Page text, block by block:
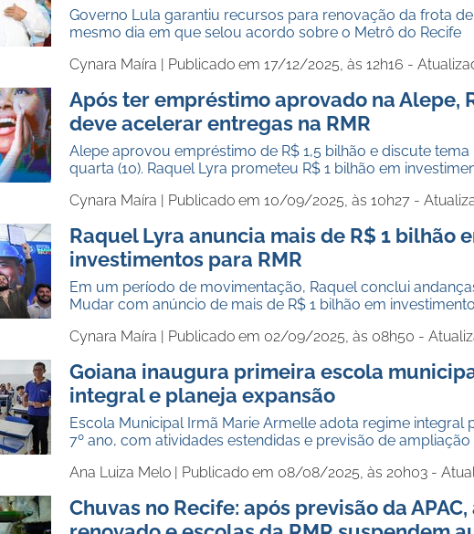
Governo Lula garantiu recursos para renovação da frota
mesmo dia em que selou acordo sobre o Metrô do Recife
Cynara Maíra | Publicado em 17/12/2025, às 12h16 -
Após ter empréstimo aprovado na Alepe,
deve acelerar entregas na RMR
Alepe aprovou empréstimo de R$ 1,5 bilhão e discute
quarta (10). Raquel Lyra prometeu R$ 1 bilhão em
Cynara Maíra | Publicado em 10/09/2025, às 10h27 -
Raquel Lyra anuncia mais de R$ 1 bilhão
investimentos para RMR
Em um período de movimentação, Raquel conclui
Mudar com anúncio de mais de R$ 1 bilhão em
Cynara Maíra | Publicado em 02/09/2025, às 08h50 -
Goiana inaugura primeira escola
integral e planeja expansão
Escola Municipal Irmã Marie Armelle adota regime integral
7º ano, com atividades estendidas e previsão de ampliação
Ana Luiza Melo | Publicado em 08/08/2025, às 20h03 -
Chuvas no Recife: após previsão da